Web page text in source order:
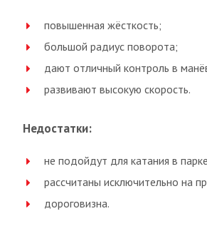
повышенная жёсткость;
большой радиус поворота;
дают отличный контроль в
развивают высокую скорость.
Недостатки:
не подойдут для катания в
рассчитаны исключительно на
дороговизна.